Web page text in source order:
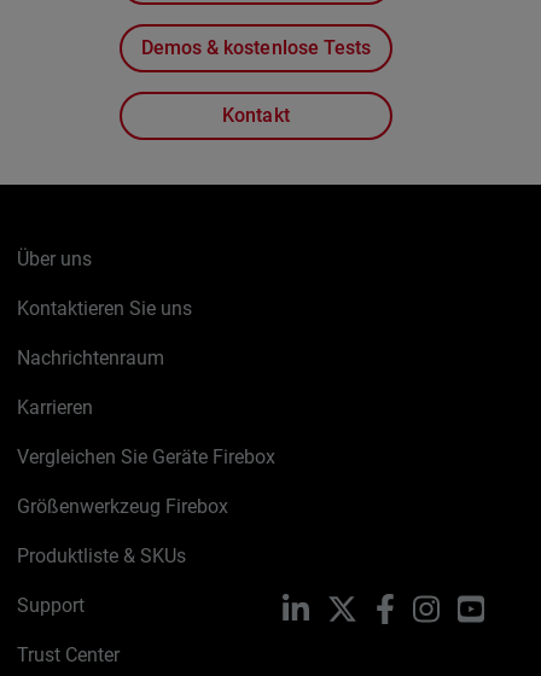
Demos & kostenlose Tests
Kontakt
Über uns
Kontaktieren Sie uns
Nachrichtenraum
Karrieren
Vergleichen Sie Geräte Firebox
Größenwerkzeug Firebox
Produktliste & SKUs
Support
Trust Center
LinkedIn FacebookInstagram